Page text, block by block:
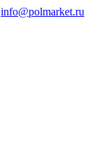
info@polmarket.ru